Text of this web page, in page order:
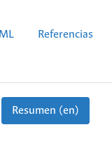
Referencias
Resumen (en)